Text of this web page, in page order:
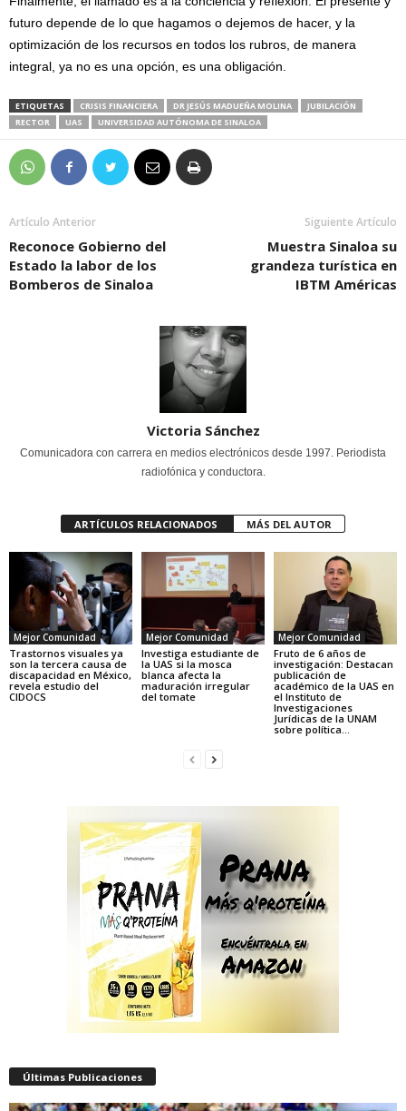
futuro depende de lo que hagamos o dejemos de hacer, y la
optimización de los recursos en todos los rubros, de manera
integral, ya no es una opción, es una obligación.
ETIQUETAS CRISIS FINANCIERA DR JESÚS MADUEÑA MOLINA
JUBILACIÓN
RECTOR
UAS UNIVERSIDAD AUTÓNOMA DE SINALOA
Artículo Anterior
Reconoce Gobierno del
Estado la labor de los
Bomberos de Sinaloa
Siguiente Artículo
Muestra Sinaloa su
grandeza turística en
IBTM Américas
Victoria Sánchez
Comunicadora con carrera en medios electrónicos desde 1997. Periodista
radiofónica y conductora.
ARTÍCULOS RELACIONADOS MÁS DEL AUTOR
Mejor Comunidad
Trastornos visuales ya
son la tercera causa de
discapacidad en México,
revela estudio del
CIDOCS
Mejor Comunidad
Investiga estudiante de
la UAS si la mosca
blanca afecta la
maduración irregular
del tomate
Mejor Comunidad
Fruto de 6 años de
investigación: Destacan
publicación de
académico de la UAS en
el Instituto de
Investigaciones
Jurídicas de la UNAM
sobre política...
Últimas Publicaciones